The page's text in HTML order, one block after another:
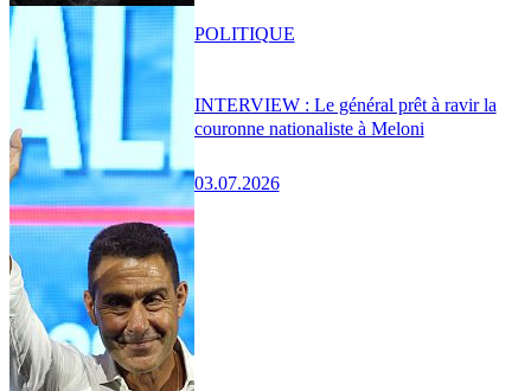
INTERVIEW : Le général prêt à ravir la
couronne nationaliste à Meloni
03.07.2026
POLITIQUE